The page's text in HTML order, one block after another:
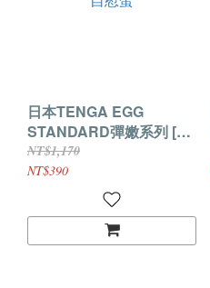
日本TENGA EGG
STANDARD彈嫩系列 [3
入綜合包 A款]一次性奇趣
蛋自慰蛋
NT$1,170
NT$390